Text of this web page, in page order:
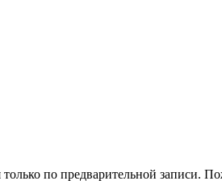
по предварительной записи.